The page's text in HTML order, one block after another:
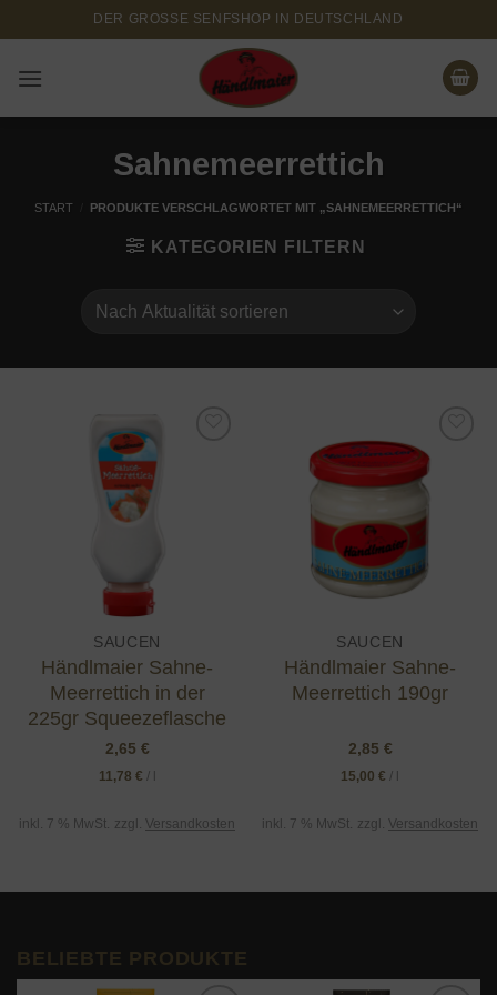
Inhalt
springen
DER GROSSE SENFSHOP IN DEUTSCHLAND
Sahnemeerrettich
START PRODUKTE VERSCHLAGWORTET MIT „SAHNEMEERRETTICH“
KATEGORIEN FILTERN
SAUCEN
Händlmaier Sahne-
Meerrettich in der
225gr Squeezeflasche
2,65 €
11,78 € /
inkl. 7 % MwSt. zzgl. Versandkosten
Add to
wishlist
SAUCEN
Händlmaier Sahne-
Meerrettich 190gr
2,85 €
15,00 € /
inkl. 7 % MwSt. zzgl. Versandkosten
BELIEBTE PRODUKTE